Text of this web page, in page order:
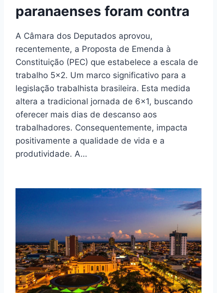
paranaenses foram contra
A Câmara dos Deputados aprovou,
recentemente, a Proposta de Emenda à
Constituição (PEC) que estabelece a escala de
trabalho 5×2. Um marco significativo para a
legislação trabalhista brasileira. Esta medida
altera a tradicional jornada de 6×1, buscando
oferecer mais dias de descanso aos
trabalhadores. Consequentemente, impacta
positivamente a qualidade de vida e a
produtividade. A…